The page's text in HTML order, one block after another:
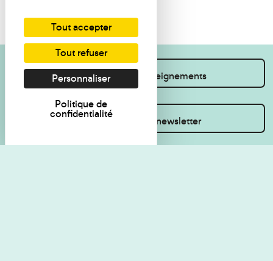
Je souhaite des renseignements
Inscrivez-vous à la newsletter
Tout accepter
Tout refuser
Personnaliser
Politique de
confidentialité